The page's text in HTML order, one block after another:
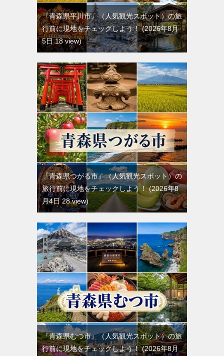
『青森県平川市』（人気観光スポット）の旅
行前に現地をチェックしよう！ 2026年8月
5日 18 view
『青森県つがる市』（人気観光スポット）の
旅行前に現地をチェックしよう！ 2026年8
月4日 28 view
『青森県むつ市』（人気観光スポット）の旅
行前に現地をチェックしよう！ 2026年8月